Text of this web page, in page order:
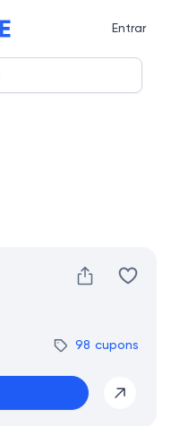
Entrar
98 cupons